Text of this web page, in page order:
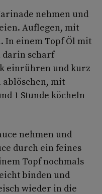
nehmen und
Auflegen, mit
In einem Topf Öl mit
darin scharf
einrühren und kurz
mit
1 Stunde köcheln
nehmen und
durch ein feines
Topf nochmals
binden und
wieder in die